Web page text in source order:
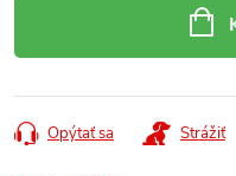
Opýtať sa Strážiť